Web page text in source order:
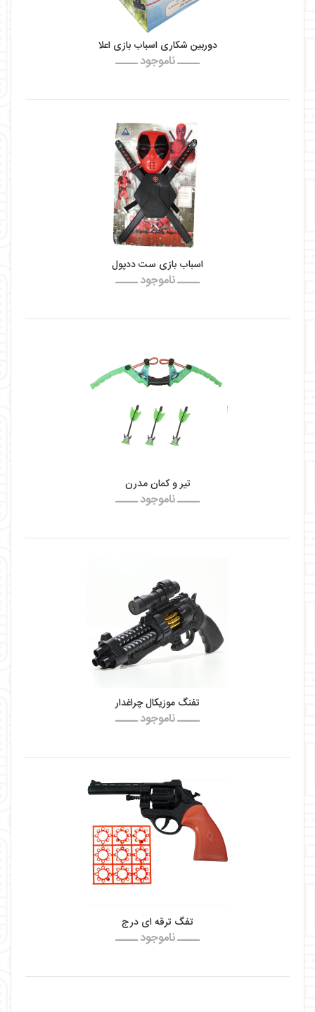
دوربین شکاری اسباب بازی اعلا
ـــــ ناموجود ـــــ
اسباب بازی ست ددپول
ـــــ ناموجود ـــــ
تیر و کمان مدرن
ـــــ ناموجود ـــــ
تفنگ موزیکال چراغدار
ـــــ ناموجود ـــــ
تفگ ترقه ای درج
ـــــ ناموجود ـــــ